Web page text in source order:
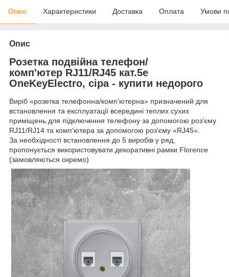
Опис Характеристики Доставка Оплата Умови
Опис
Розетка подвійна телефон/
комп'ютер RJ11/RJ45 кат.5e
OneKeyElectro, сіра - купити недорого
Виріб «розетка телефонна/комп'ютерна» призначений для
встановлення та експлуатації всередині теплих сухих
приміщень для підключення телефону за допомогою роз'єму
RJ11/RJ14 та комп'ютера за допомогою роз'єму «RJ45».
За необхідності встановлення до 5 виробів у ряд,
пропонується використовувати декоративні рамки Florence
(замовляються окремо)